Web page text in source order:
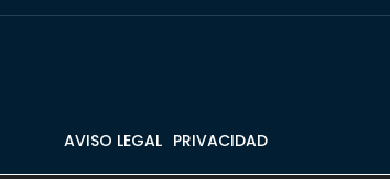
AVISO LEGAL PRIVACIDAD